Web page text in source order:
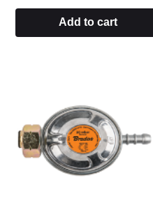
Add to cart